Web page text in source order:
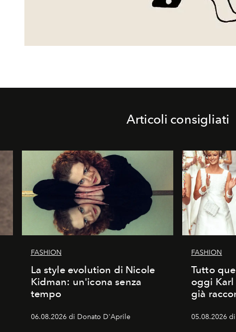
Articoli consigliati
FASHION
La style evolution di Nicole
Kidman: un'icona senza
tempo
06.08.2026 di Donato D'Aprile
FASHION
Tutto
oggi Karl
già
05.08.2026